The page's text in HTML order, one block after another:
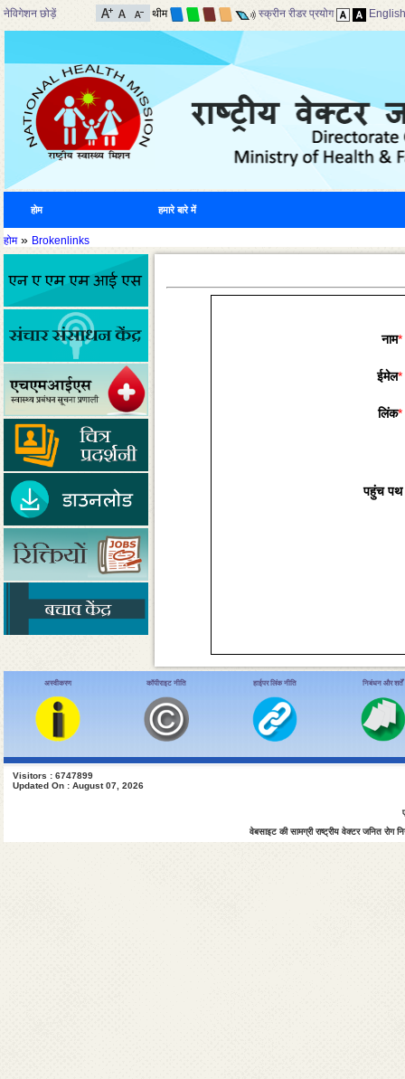
नेविगेशन छोड़ें थीम स्क्रीन रीडर प्रयोग English
होम हमारे बारे में
होम» Brokenlinks
नाम*
ईमेल*
लिंक*
पहुंच पथ
अस्वीकरण कॉपीराइट नीति हाईपर लिंक नीति निबंधन और शर्तें
Visitors : 6747899
Updated On : August 07, 2026
वेबसाइट की सामग्री राष्ट्रीय वेक्टर जनित रोग